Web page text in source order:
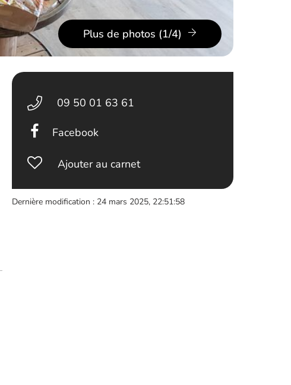
Plus de photos (1/4)
09 50 01 63 61
Facebook
Ajouter au carnet
Dernière modification : 24 mars 2025, 22:51:58